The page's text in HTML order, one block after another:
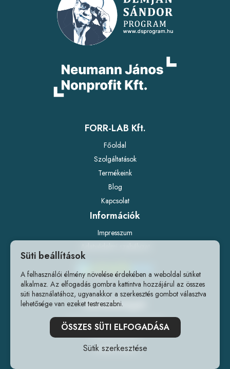
Süti beállítások
A felhasználói élmény növelése érdekében a weboldal sütiket
alkalmaz. Az elfogadás gombra kattintva hozzájárul az összes
süti használatához, ugyanakkor a szerkesztés gombot választva
lehetősége van ezeket testreszabni.
ÖSSZES SÜTI ELFOGADÁSA
Sütik szerkesztése
FORR-LAB Kft.
Főoldal
Szolgáltatások
Termékeink
Blog
Kapcsolat
Információk
Impresszum
Elérhetőségek
1141 Budapest, Fogarasi út 218.
+36202240241
info@forrlab.hu